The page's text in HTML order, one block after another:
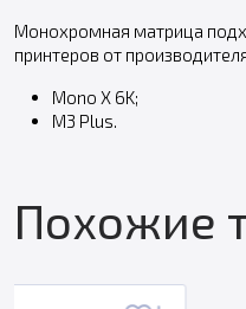
Монохромная матрица
принтеров от
Mono X 6K;
M3 Plus.
Похожие